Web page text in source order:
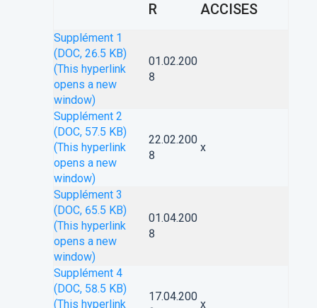
R
ACCISES
Supplément 1
(DOC, 26.5 KB)
(This hyperlink
opens a new
window)
01.02.200
8
Supplément 2
(DOC, 57.5 KB)
(This hyperlink
opens a new
window)
22.02.200
8
x
Supplément 3
(DOC, 65.5 KB)
(This hyperlink
opens a new
window)
01.04.200
8
Supplément 4
(DOC, 58.5 KB)
(This hyperlink
17.04.200
x